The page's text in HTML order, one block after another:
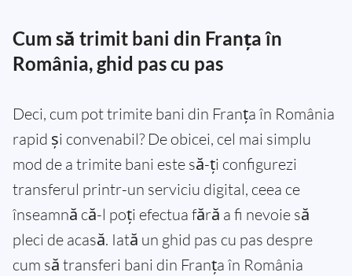
Cum să trimit bani din Franța în
România, ghid pas cu pas
Deci, cum pot trimite bani din Franța în România
rapid și convenabil? De obicei, cel mai simplu
mod de a trimite bani este să-ți configurezi
transferul printr-un serviciu digital, ceea ce
înseamnă că-l poți efectua fără a fi nevoie să
pleci de acasă. Iată un ghid pas cu pas despre
cum să transferi bani din Franța în România